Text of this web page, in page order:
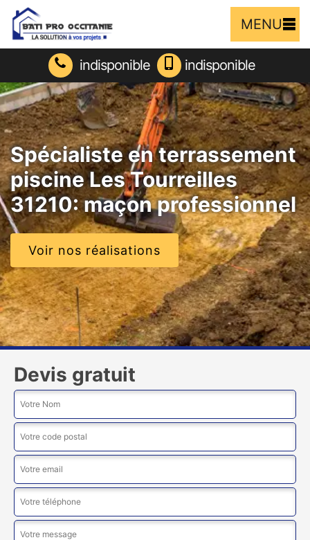
MENU
indisponible indisponible
Spécialiste en terrassement
piscine Les Tourreilles
31210: maçon professionnel
Voir nos réalisations
Devis gratuit